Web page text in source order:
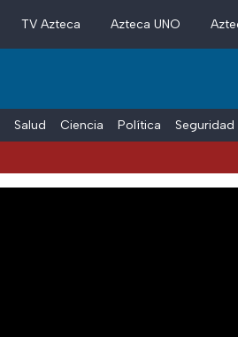
TV Azteca Azteca UNO
Salud Ciencia Política Seguridad